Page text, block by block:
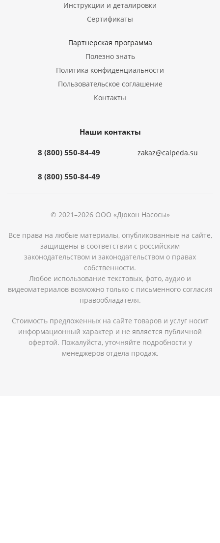
Инструкции и деталировки
Сертификаты
Партнерская программа
Полезно знать
Политика конфиденциальности
Пользовательское соглашение
Контакты
Наши контакты
8 (800) 550-84-49
8 (800) 550-84-49
zakaz@calpeda.su
© 2021–2026 ООО «Дюкон Насосы»
Все права на любые материалы, опубликованные на сайте,
защищены в соответствии с российским
законодательством и законодательством о правах
собственности.
Любое использование текстовых, фото, аудио и
видеоматериалов возможно только с письменного согласия
правообладателя.
Стоимость предложенных на сайте товаров и услуг носит
информационный характер и не является публичной
офертой. Пожалуйста, уточняйте подробности у
менеджеров отдела продаж.